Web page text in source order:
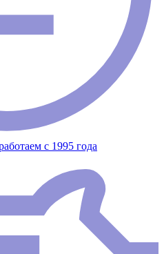
с 1995 года